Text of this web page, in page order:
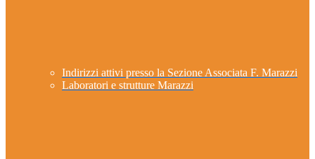
Indirizzi attivi presso la Sezione Associata F. Marazzi
Laboratori e strutture Marazzi